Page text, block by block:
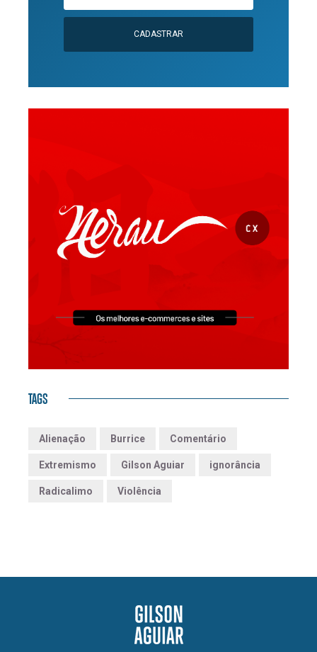
CADASTRAR
TAGS
Alienação Burrice Comentário
Extremismo Gilson Aguiar ignorância
Radicalimo Violência